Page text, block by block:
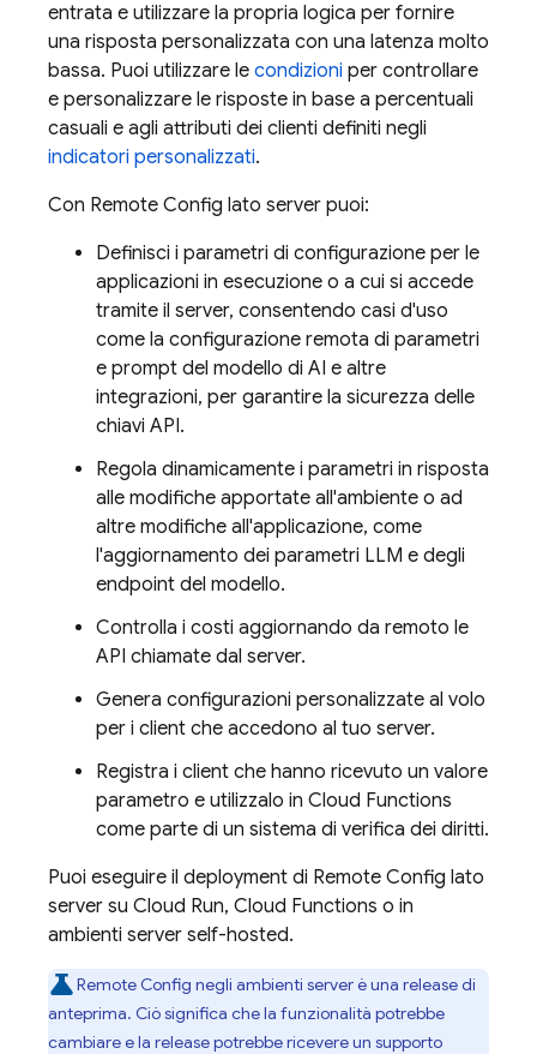
entrata e utilizzare la propria logica per fornire
una risposta personalizzata con una latenza molto
bassa. Puoi utilizzare le condizioni per controllare
e personalizzare le risposte in base a percentuali
casuali e agli attributi dei clienti definiti negli
indicatori personalizzati.
Con Remote Config lato server puoi:
Definisci i parametri di configurazione per le
applicazioni in esecuzione o a cui si accede
tramite il server, consentendo casi d'uso
come la configurazione remota di parametri
e prompt del modello di AI e altre
integrazioni, per garantire la sicurezza delle
chiavi API.
Regola dinamicamente i parametri in risposta
alle modifiche apportate all'ambiente o ad
altre modifiche all'applicazione, come
l'aggiornamento dei parametri LLM e degli
endpoint del modello.
Controlla i costi aggiornando da remoto le
API chiamate dal server.
Genera configurazioni personalizzate al volo
per i client che accedono al tuo server.
Registra i client che hanno ricevuto un valore
parametro e utilizzalo in Cloud Functions
come parte di un sistema di verifica dei diritti.
Puoi eseguire il deployment di Remote Config lato
server su Cloud Run, Cloud Functions o in
ambienti server self-hosted.
Remote Config negli ambienti server è una release di
anteprima. Ciò significa che la funzionalità potrebbe
cambiare e la release potrebbe ricevere un supporto